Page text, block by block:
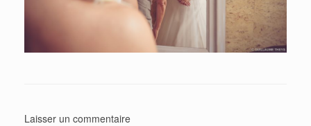
Laisser un commentaire